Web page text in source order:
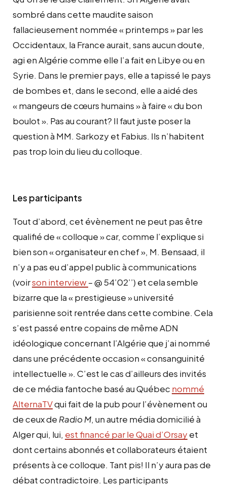
sombré dans cette maudite saison
fallacieusement nommée « printemps » par les
Occidentaux, la France aurait, sans aucun doute,
agi en Algérie comme elle l’a fait en Libye ou en
Syrie. Dans le premier pays, elle a tapissé le pays
de bombes et, dans le second, elle a aidé des
« mangeurs de cœurs humains » à faire « du bon
boulot ». Pas au courant? Il faut juste poser la
question à MM. Sarkozy et Fabius. Ils n’habitent
pas trop loin du lieu du colloque.
Les participants
Tout d’abord, cet évènement ne peut pas être
qualifié de « colloque » car, comme l’explique si
bien son « organisateur en chef », M. Bensaad, il
n’y a pas eu d’appel public à communications
(voirson interview– @ 54’02’’) et cela semble
bizarre que la « prestigieuse » université
parisienne soit rentrée dans cette combine. Cela
s’est passé entre copains de même ADN
idéologique concernant l’Algérie que j’ai nommé
dans une précédente occasion « consanguinité
intellectuelle ». C’est le cas d’ailleurs des invités
de ce média fantoche basé au Québec nommé
AlternaTVqui fait de la pub pour l’évènement ou
de ceux de Radio M, un autre média domicilié à
Alger qui, lui, est financé par le Quai d’Orsayet
dont certains abonnés et collaborateurs étaient
présents à ce colloque. Tant pis! Il n’y aura pas de
débat contradictoire. Les participants